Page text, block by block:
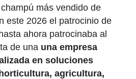
más vendido de
este 2026 el patrocinio de
ahora patrocinaba al
de una una empresa
en soluciones
agricultura,